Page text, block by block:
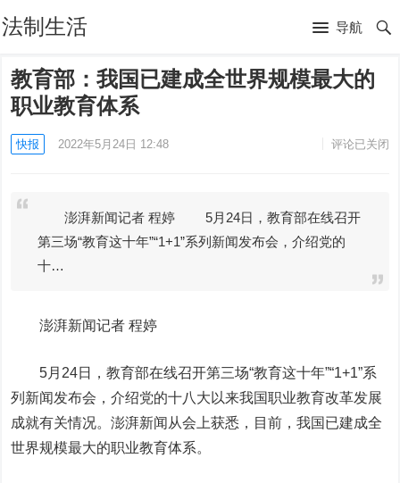
法制生活 导航
教育部：我国已建成全世界规模最大的
职业教育体系
快报 2022年5月24日 12:48 评论已关闭
澎湃新闻记者 程婷 5月24日，教育部在线召开
第三场“教育这十年”“1+1”系列新闻发布会，介绍党的
十…
澎湃新闻记者 程婷
5月24日，教育部在线召开第三场“教育这十年”“1+1”系
列新闻发布会，介绍党的十八大以来我国职业教育改革发展
成就有关情况。澎湃新闻从会上获悉，目前，我国已建成全
世界规模最大的职业教育体系。